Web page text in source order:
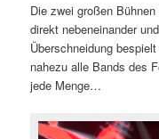
Die zwei großen
direkt nebeneinander
Überschneidung
nahezu alle Bands des
jede Menge…